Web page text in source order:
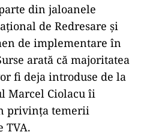
din jaloanele
de Redresare și
de implementare în
arată că majoritatea
fi deja introduse de la
Marcel Ciolacu îi
privința temerii
TVA.